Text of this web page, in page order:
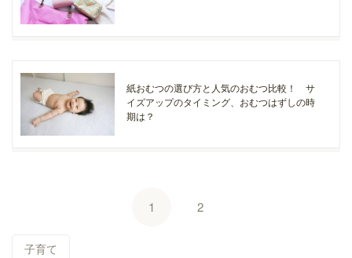
紙おむつの選び方と人気のおむつ比較！ サ
イズアップのタイミング、おむつはずしの時
期は？
1 2
子育て